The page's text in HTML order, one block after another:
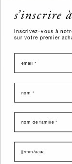
s’inscrire
inscrivez–vous à
sur votre premier
email
nome
last name
data di nascita